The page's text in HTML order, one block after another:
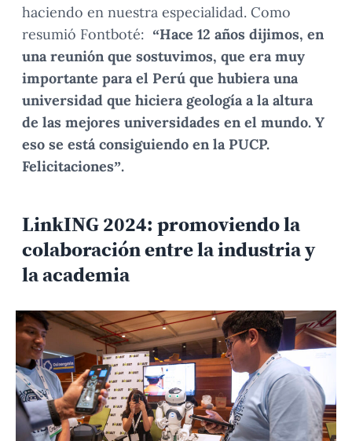
haciendo en nuestra especialidad. Como
resumió Fontboté: “Hace 12 años dijimos, en
una reunión que sostuvimos, que era muy
importante para el Perú que hubiera una
universidad que hiciera geología a la altura
de las mejores universidades en el mundo. Y
eso se está consiguiendo en la PUCP.
Felicitaciones”.
LinkING 2024: promoviendo la
colaboración entre la industria y
la academia